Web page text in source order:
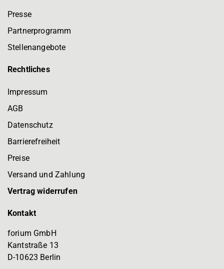
Presse
Partnerprogramm
Stellenangebote
Rechtliches
Impressum
AGB
Datenschutz
Barrierefreiheit
Preise
Versand und Zahlung
Vertrag widerrufen
Kontakt
forium GmbH
Kantstraße 13
D-10623 Berlin